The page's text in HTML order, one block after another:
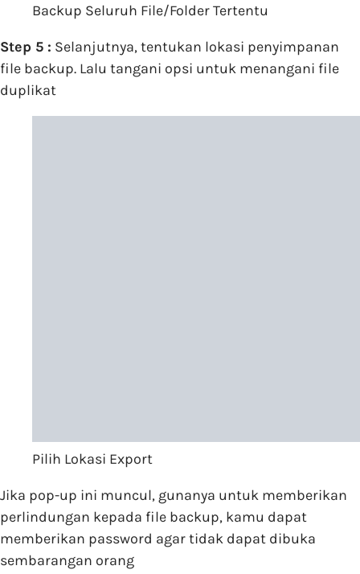
Backup Seluruh File/Folder Tertentu
Step 5 : Selanjutnya, tentukan lokasi penyimpanan
file backup. Lalu tangani opsi untuk menangani file
duplikat
Pilih Lokasi Export
Jika pop-up ini muncul, gunanya untuk memberikan
perlindungan kepada file backup, kamu dapat
memberikan password agar tidak dapat dibuka
sembarangan orang